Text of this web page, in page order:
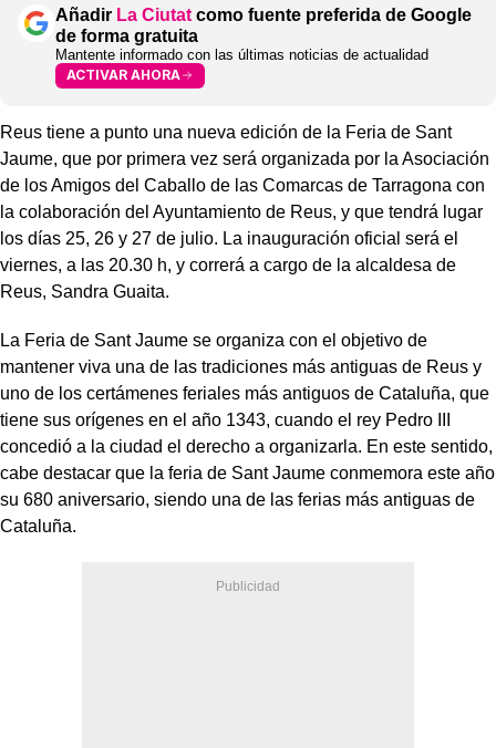
Añadir La Ciutat como fuente preferida de Google
de forma gratuita
Mantente informado con las últimas noticias de actualidad
ACTIVAR AHORA
Reus tiene a punto una nueva edición de la Feria de Sant
Jaume, que por primera vez será organizada por la Asociación
de los Amigos del Caballo de las Comarcas de Tarragona con
la colaboración del Ayuntamiento de Reus, y que tendrá lugar
los días 25, 26 y 27 de julio. La inauguración oficial será el
viernes, a las 20.30 h, y correrá a cargo de la alcaldesa de
Reus, Sandra Guaita.
La Feria de Sant Jaume se organiza con el objetivo de
mantener viva una de las tradiciones más antiguas de Reus y
uno de los certámenes feriales más antiguos de Cataluña, que
tiene sus orígenes en el año 1343, cuando el rey Pedro III
concedió a la ciudad el derecho a organizarla. En este sentido,
cabe destacar que la feria de Sant Jaume conmemora este año
su 680 aniversario, siendo una de las ferias más antiguas de
Cataluña.